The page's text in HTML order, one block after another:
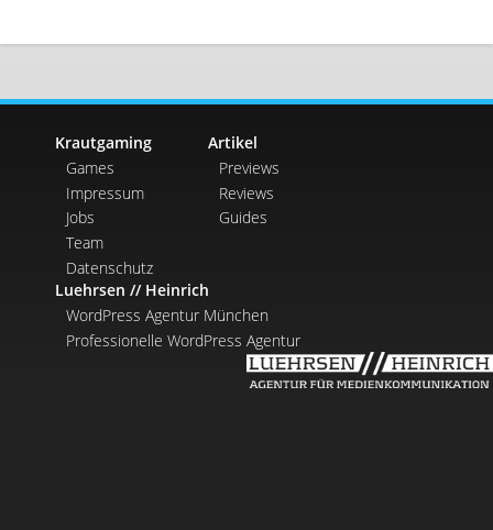
Krautgaming
Games
Impressum
Jobs
Team
Datenschutz
Artikel
Previews
Reviews
Guides
Luehrsen // Heinrich
WordPress Agentur München
Professionelle WordPress Agentur